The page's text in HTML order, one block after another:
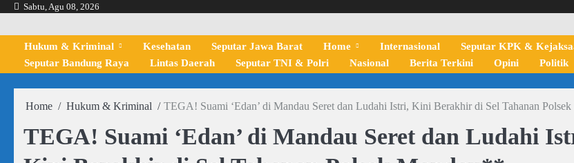
Skip
content
Sabtu, Agu 08, 2026
Hukum & Kriminal Kesehatan Seputar Jawa Barat Home Internasional Seputar KPK &
Seputar Bandung Raya
Lintas Daerah Seputar TNI & Polri Nasional Berita Terkini Opini Politik
Home Hukum & Kriminal TEGA! Suami ‘Edan’ di Mandau Seret dan Ludahi Istri, Kini Berakhir di Sel Tahanan
TEGA! Suami ‘Edan’ di Mandau Seret dan Ludahi